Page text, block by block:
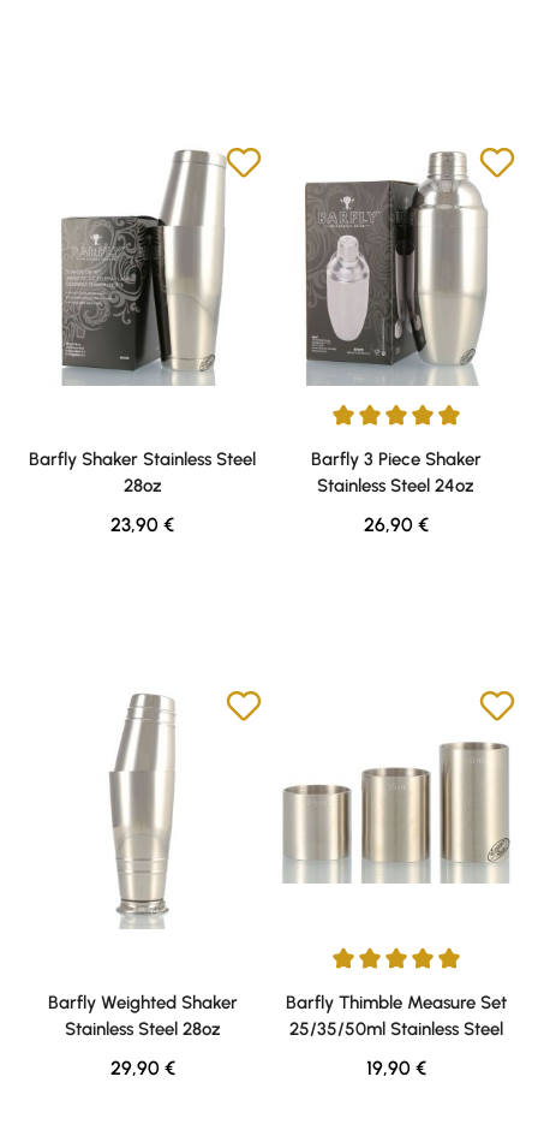
Barfly Shaker Stainless Steel
28oz
Regulärer Preis:
23,90 €
Durchschnittliche Bewertung
Barfly 3 Piece Shaker
Stainless Steel 24oz
Regulärer Preis:
26,90 €
Barfly Weighted Shaker
Stainless Steel 28oz
Regulärer Preis:
29,90 €
Durchschnittliche Bewertung
Barfly Thimble Measure Set
25/35/50ml Stainless Steel
Regulärer Preis:
19,90 €